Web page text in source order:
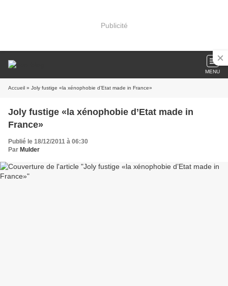
Publicité
MENU
Accueil » Joly fustige «la xénophobie d’Etat made in France»
Joly fustige «la xénophobie d’Etat made in
France»
Publié le 18/12/2011 à 06:30
Par Mulder